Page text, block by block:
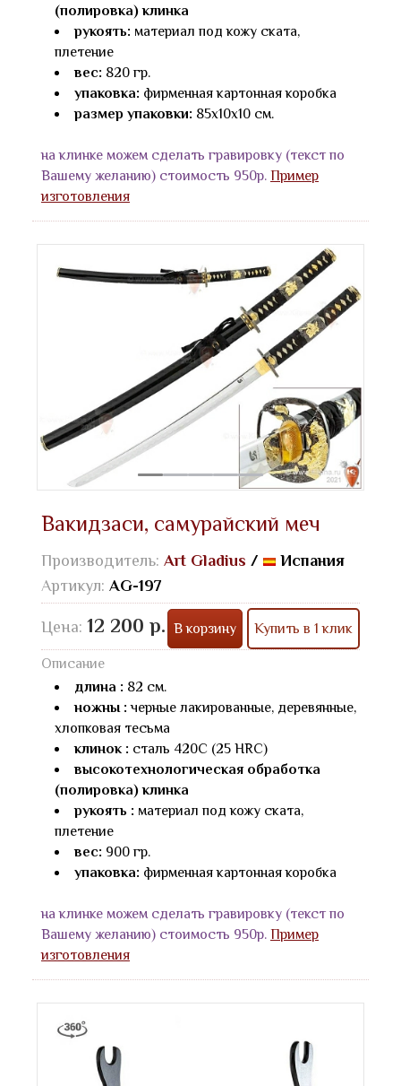
(полировка) клинка
рукоять: материал под кожу ската,
плетение
вес: 820 гр.
упаковка: фирменная картонная коробка
размер упаковки: 85х10х10 см.
на клинке можем сделать гравировку (текст по
Вашему желанию) стоимость 950р. Пример
изготовления
Вакидзаси, самурайский меч
Производитель: Art Gladius /
Испания
Артикул: AG-197
Цена: 12 200 р. В корзину Купить в 1 клик
Описание
длина : 82 см.
ножны :черные лакированные, деревянные,
хлопковая тесьма
клинок : сталь 420С (25 HRC)
высокотехнологическая обработка
(полировка) клинка
рукоять : материал под кожу ската,
плетение
вес: 900 гр.
упаковка: фирменная картонная коробка
на клинке можем сделать гравировку (текст по
Вашему желанию) стоимость 950р. Пример
изготовления